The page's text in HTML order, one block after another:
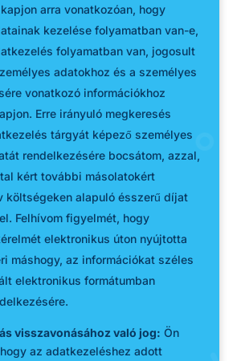
arra vonatkozóan, hogy
kezelése folyamatban van-e,
folyamatban van, jogosult
adatokhoz és a személyes
vonatkozó információkhoz
Erre irányuló megkeresés
tárgyát képező személyes
rendelkezésére bocsátom, azzal,
kért további másolatokért
költségeken alapuló ésszerű díjat
Felhívom figyelmét, hogy
elektronikus úton nyújtotta
máshogy, az információkat széles
elektronikus formátumban
visszavonásához való jog: Ön
az adatkezeléshez adott